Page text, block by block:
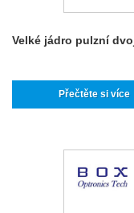
Velké jádro pulzní
Přečtěte si více